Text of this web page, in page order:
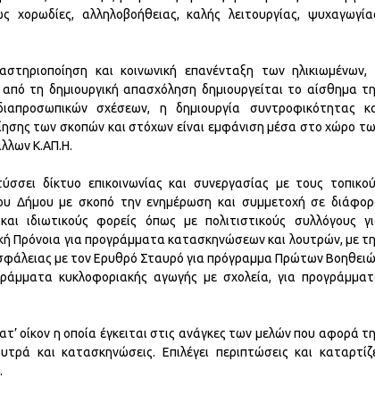
αλληλοβοήθειας, καλής λειτουργίας,
και κοινωνική επανένταξη των ηλικιωμένων,
τη δημιουργική απασχόληση δημιουργείται το αίσθημα
σχέσεων, η δημιουργία συντροφικότητας
των σκοπών και στόχων είναι εμφάνιση μέσα στο χώρο
Κ.ΑΠ.Η.
δίκτυο επικοινωνίας και συνεργασίας με τους
Δήμου με σκοπό την ενημέρωση και συμμετoχή σε
ιδιωτικούς φορείς όπως με πολιτιστικούς συλλόγους
Πρόνοια για προγράμματα κατασκηνώσεων και λουτρών, με
με τον Ερυθρό Σταυρό για πρόγραμμα Πρώτων
κυκλοφοριακής αγωγής με σχολεία, για
οίκον η οποία έγκειται στις ανάγκες των μελών που αφορά
και κατασκηνώσεις. Επιλέγει περιπτώσεις και